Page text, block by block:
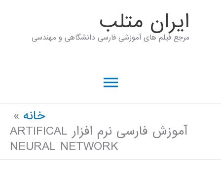
ايران متلب
مرجع فیلم های آموزشی فارسی دانشگاهی و مهندسی
فهرست
خانه
آموزش فارسی نرم افزار ARTIFICAL
NEURAL NETWORK